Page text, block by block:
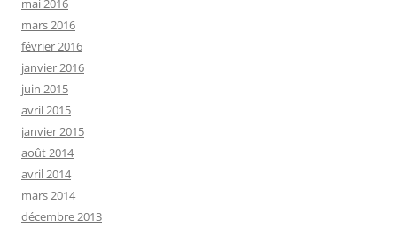
mars 2016
février 2016
janvier 2016
juin 2015
avril 2015
janvier 2015
août 2014
avril 2014
mars 2014
décembre 2013